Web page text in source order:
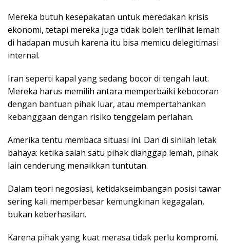
Mereka butuh kesepakatan untuk meredakan krisis
ekonomi, tetapi mereka juga tidak boleh terlihat lemah
di hadapan musuh karena itu bisa memicu delegitimasi
internal.
Iran seperti kapal yang sedang bocor di tengah laut.
Mereka harus memilih antara memperbaiki kebocoran
dengan bantuan pihak luar, atau mempertahankan
kebanggaan dengan risiko tenggelam perlahan.
Amerika tentu membaca situasi ini. Dan di sinilah letak
bahaya: ketika salah satu pihak dianggap lemah, pihak
lain cenderung menaikkan tuntutan.
Dalam teori negosiasi, ketidakseimbangan posisi tawar
sering kali memperbesar kemungkinan kegagalan,
bukan keberhasilan.
Karena pihak yang kuat merasa tidak perlu kompromi,